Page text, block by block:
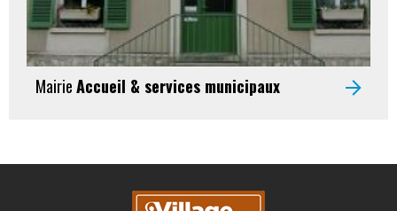
MairieAccueil & services municipaux